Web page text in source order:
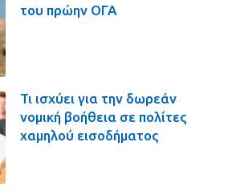
του πρώην ΟΓΑ
Τι ισχύει για την δωρεάν
νομική βοήθεια σε πολίτες
χαμηλού εισοδήματος